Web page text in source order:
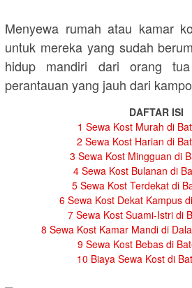
Menyewa rumah atau kamar
untuk mereka yang sudah
hidup mandiri dari orang
perantauan yang jauh dari
DAFTAR ISI
1 Sewa Kost Murah di
2 Sewa Kost Harian di
3 Sewa Kost Mingguan di
4 Sewa Kost Bulanan di
5 Sewa Kost Terdekat di
6 Sewa Kost Dekat Kampus
7 Sewa Kost Suami-Istri di
8 Sewa Kost Kamar Mandi di
9 Sewa Kost Bebas di
10 Biaya Sewa Kost di